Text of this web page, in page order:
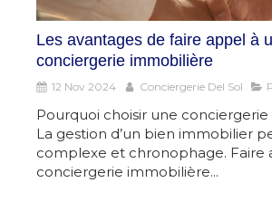
Les avantages de faire appel à
conciergerie immobilière
12 Nov 2024 Conciergerie Del Sol
Pourquoi choisir une
La gestion d’un bien immobilier
complexe et chronophage. Faire
conciergerie immobilière...